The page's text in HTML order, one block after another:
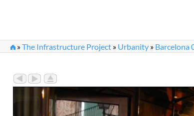
»The Infrastructure Project » Urbanity » Barcelona